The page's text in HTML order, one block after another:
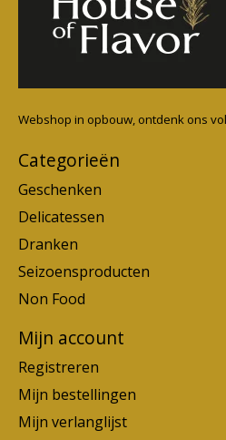
Webshop in opbouw, ontdenk ons
Categorieën
Geschenken
Delicatessen
Dranken
Seizoensproducten
Non Food
Mijn account
Registreren
Mijn bestellingen
Mijn verlanglijst